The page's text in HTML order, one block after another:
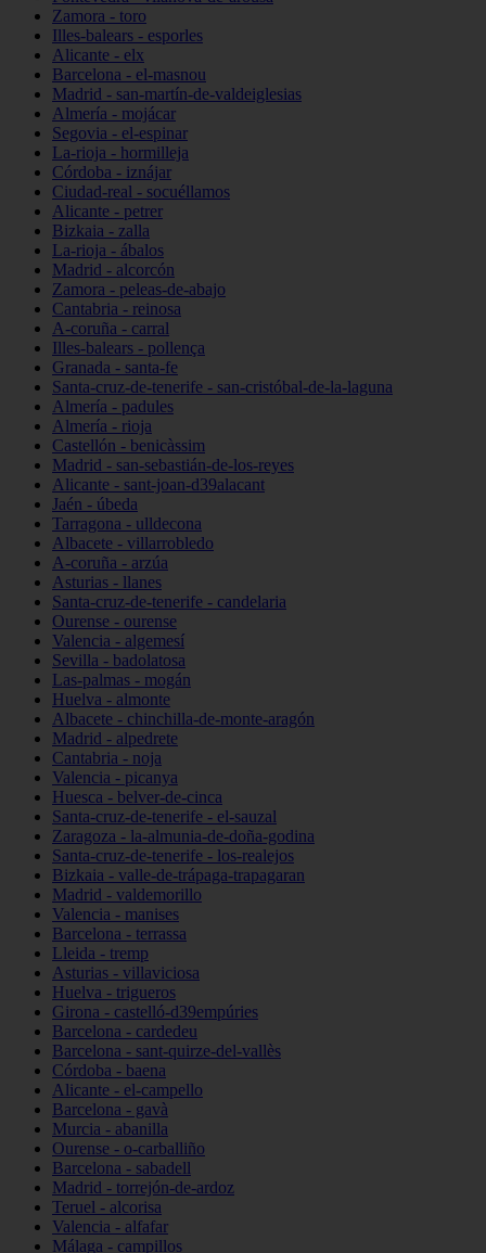
Zamora - toro
Illes-balears - esporles
Alicante - elx
Barcelona - el-masnou
Madrid - san-martín-de-valdeiglesias
Almería - mojácar
Segovia - el-espinar
La-rioja - hormilleja
Córdoba - iznájar
Ciudad-real - socuéllamos
Alicante - petrer
Bizkaia - zalla
La-rioja - ábalos
Madrid - alcorcón
Zamora - peleas-de-abajo
Cantabria - reinosa
A-coruña - carral
Illes-balears - pollença
Granada - santa-fe
Santa-cruz-de-tenerife - san-cristóbal-de-la-laguna
Almería - padules
Almería - rioja
Castellón - benicàssim
Madrid - san-sebastián-de-los-reyes
Alicante - sant-joan-d39alacant
Jaén - úbeda
Tarragona - ulldecona
Albacete - villarrobledo
A-coruña - arzúa
Asturias - llanes
Santa-cruz-de-tenerife - candelaria
Ourense - ourense
Valencia - algemesí
Sevilla - badolatosa
Las-palmas - mogán
Huelva - almonte
Albacete - chinchilla-de-monte-aragón
Madrid - alpedrete
Cantabria - noja
Valencia - picanya
Huesca - belver-de-cinca
Santa-cruz-de-tenerife - el-sauzal
Zaragoza - la-almunia-de-doña-godina
Santa-cruz-de-tenerife - los-realejos
Bizkaia - valle-de-trápaga-trapagaran
Madrid - valdemorillo
Valencia - manises
Barcelona - terrassa
Lleida - tremp
Asturias - villaviciosa
Huelva - trigueros
Girona - castelló-d39empúries
Barcelona - cardedeu
Barcelona - sant-quirze-del-vallès
Córdoba - baena
Alicante - el-campello
Barcelona - gavà
Murcia - abanilla
Ourense - o-carballiño
Barcelona - sabadell
Madrid - torrejón-de-ardoz
Teruel - alcorisa
Valencia - alfafar
Málaga - campillos